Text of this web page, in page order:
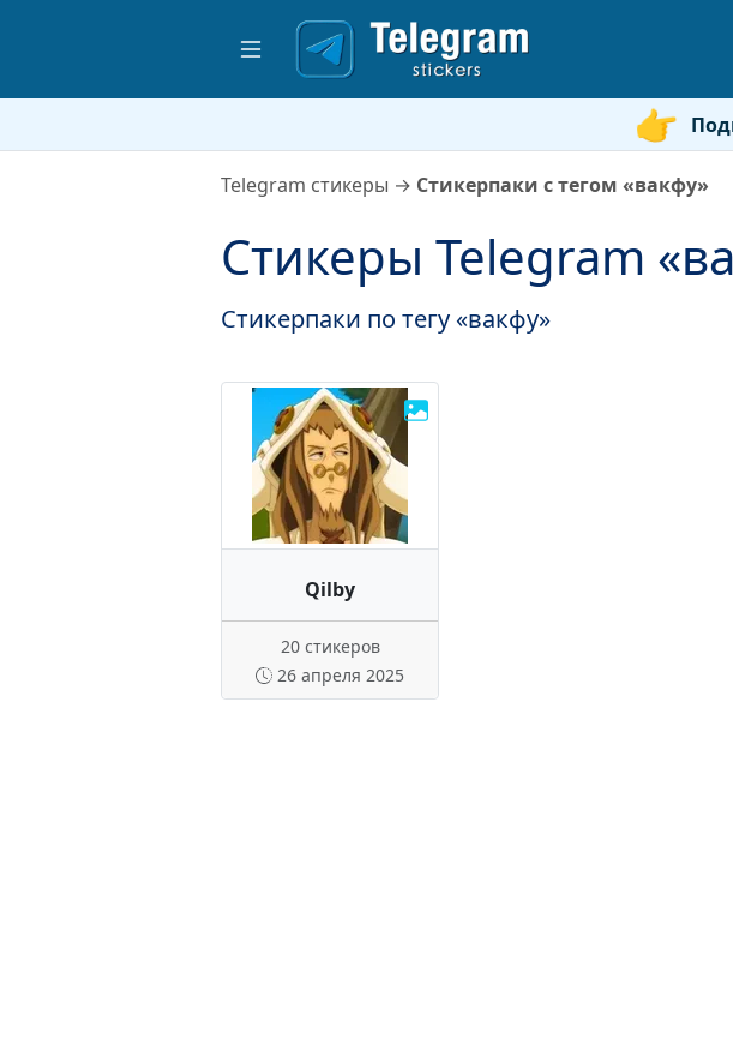
Telegram стикеры → Стикерпаки с тегом «вакфу»
Стикеры Telegram
Стикерпаки по тегу «вакфу»
Qilby
20 стикеров
26 апреля 2025